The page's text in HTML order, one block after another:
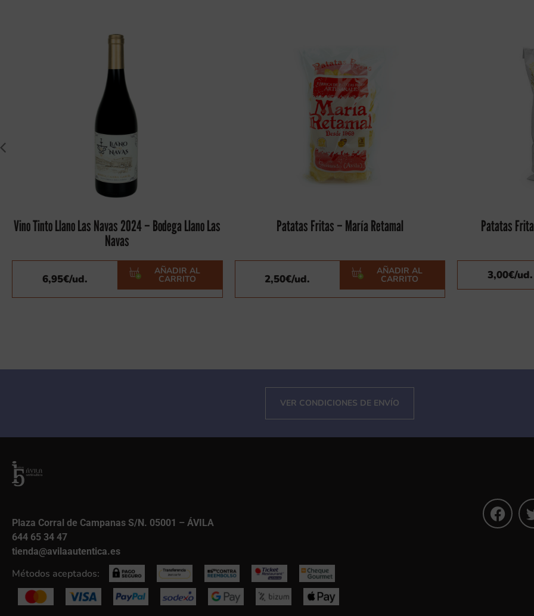
Vino Tinto Llano Las Navas 2024 – Bodega Llano Las
Navas
6,95€/ud.
AÑADIR AL
CARRITO
Patatas Fritas – María Retamal
2,50€/ud.
AÑADIR AL
CARRITO
Patatas
3,00€/ud.
VER CONDICIONES DE ENVÍO
Plaza Corral de Campanas S/N. 05001 – ÁVILA
644 65 34 47
tienda@avilaautentica.es
Métodos aceptados: